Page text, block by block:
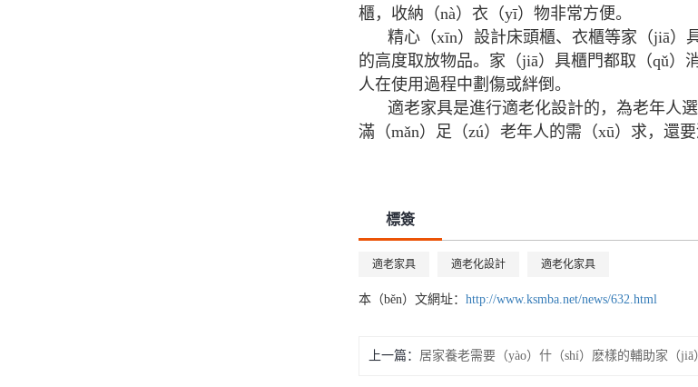
櫃，收納（nà）衣（yī）物非常方便。
精心（xīn）設計床頭櫃、衣櫃等家（jiā）
的高度取放物品。家（jiā）具櫃門都取（qǔ）
人在使用過程中劃傷或絆倒。
適老家具是進行適老化設計的，為老年人
滿（mǎn）足（zú）老年人的需（xū）求，還
標簽
適老家具 適老化設計 適老化家具
本（běn）文網址： http://www.ksmba.net/news/632.html
上一篇： 居家養老需要（yào）什（shí）麽樣的輔助家（jiā